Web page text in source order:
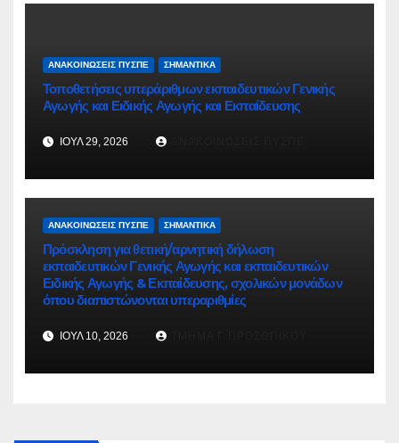
ΑΝΑΚΟΙΝΏΣΕΙΣ ΠΥΣΠΕ ΣΗΜΑΝΤΙΚΆ
Τοποθετήσεις υπεράριθμων εκπαιδευτικών Γενικής
Αγωγής και Ειδικής Αγωγής και Εκπαίδευσης
ΙΟΎΛ 29, 2026
ΑΝΑΚΟΙΝΏΣΕΙΣ ΠΥΣΠΕ ΣΗΜΑΝΤΙΚΆ
Πρόσκληση για θετική/αρνητική δήλωση
εκπαιδευτικών Γενικής Αγωγής και εκπαιδευτικών
Ειδικής Αγωγής & Εκπαίδευσης, σχολικών μονάδων
όπου διαπιστώνονται υπεραριθμίες
ΙΟΎΛ 10, 2026